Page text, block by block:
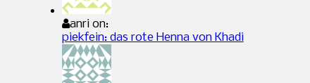
anri on:
piekfein: das rote Henna von Khadi